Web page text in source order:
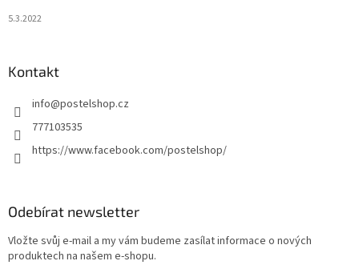
5.3.2022
Kontakt
info@postelshop.cz
777103535
https://www.facebook.com/postelshop/
Odebírat newsletter
Vložte svůj e-mail a my vám budeme zasílat informace o nových
produktech na našem e-shopu.